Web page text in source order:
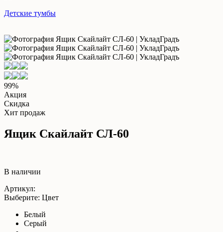
Детские тумбы
99%
Акция
Скидка
Хит продаж
Ящик Скайлайт СЛ-60
В наличии
Артикул:
Выберите: Цвет
Белый
Серый